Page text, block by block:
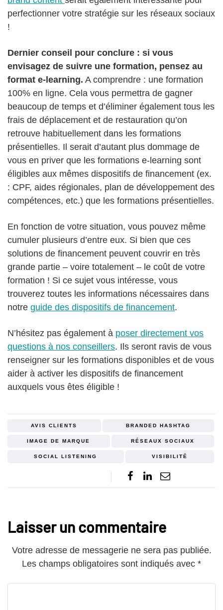
perfectionner votre stratégie sur les réseaux sociaux
!
Dernier conseil pour conclure : si vous
envisagez de suivre une formation, pensez au
format e-learning. A comprendre : une formation
100% en ligne. Cela vous permettra de gagner
beaucoup de temps et d’éliminer également tous les
frais de déplacement et de restauration qu’on
retrouve habituellement dans les formations
présentielles. Il serait d’autant plus dommage de
vous en priver que les formations e-learning sont
éligibles aux mêmes dispositifs de financement (ex.
: CPF, aides régionales, plan de développement des
compétences, etc.) que les formations présentielles.
En fonction de votre situation, vous pouvez même
cumuler plusieurs d’entre eux. Si bien que ces
solutions de financement peuvent couvrir en très
grande partie – voire totalement – le coût de votre
formation ! Si ce sujet vous intéresse, vous
trouverez toutes les informations nécessaires dans
notre guide des dispositifs de financement.
N’hésitez pas également à poser directement vos
questions à nos conseillers. Ils seront ravis de vous
renseigner sur les formations disponibles et de vous
aider à activer les dispositifs de financement
auxquels vous êtes éligible !
AVIS CLIENTS BRANDED HASHTAG
IMAGE DE MARQUE RÉSEAUX SOCIAUX
SOCIAL LISTENING VISIBILITÉ
Laisser un commentaire
Votre adresse de messagerie ne sera pas publiée.
Les champs obligatoires sont indiqués avec *